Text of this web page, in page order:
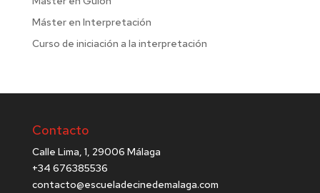
Máster en Interpretación
Curso de iniciación a la interpretación
Contacto
Calle Lima, 1, 29006 Málaga
+34 676385536
contacto@escueladecinedemalaga.com